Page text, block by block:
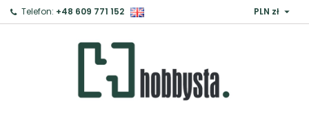
Telefon: +48 609 771 152 PLN zł 